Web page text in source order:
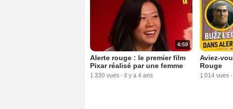
4:59
Alerte rouge : le premier film
Pixar réalisé par une femme
1 330 vues - Il y a 4 ans
Aviez-
Rouge
1 014 vues -